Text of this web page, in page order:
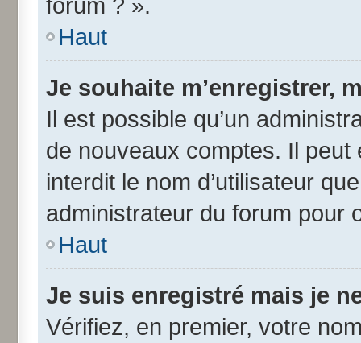
Haut
Je souhaite m’enregistrer,
Il est possible qu’un
de nouveaux comptes. Il
interdit le nom d’utilisateur
administrateur du forum pour
Haut
Je suis enregistré mais je
Vérifiez, en premier, votre